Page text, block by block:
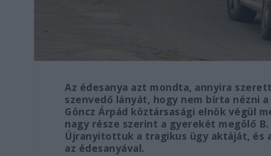
Az édesanya azt mondta, annyira
szenvedő lányát, hogy nem bírta nézni
Göncz Árpád köztársasági elnök végül
nagy része szerint a gyerekét megölő
Újranyitottuk a tragikus ügy aktáját,
az édesanyával.